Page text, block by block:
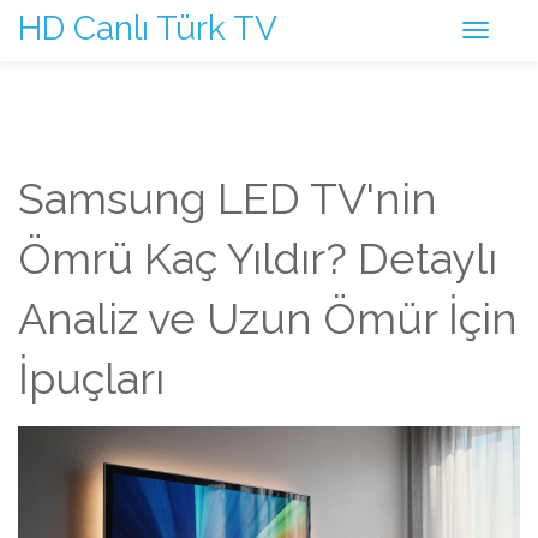
HD Canlı Türk TV
Samsung LED TV'nin
Ömrü Kaç Yıldır? Detaylı
Analiz ve Uzun Ömür İçin
İpuçları